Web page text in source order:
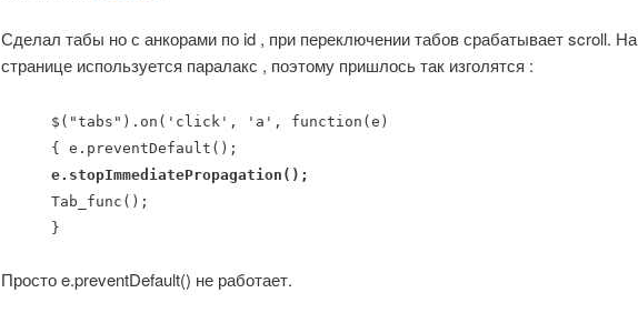
Сделал табы но с анкорами по id , при переключении табов срабатывает scroll. На
странице используется паралакс , поэтому пришлось так изголятся :
$("tabs").on('click', 'a', function(e)
{ e.preventDefault();
e.stopImmediatePropagation();
Tab_func();
}
Просто e.preventDefault() не работает.